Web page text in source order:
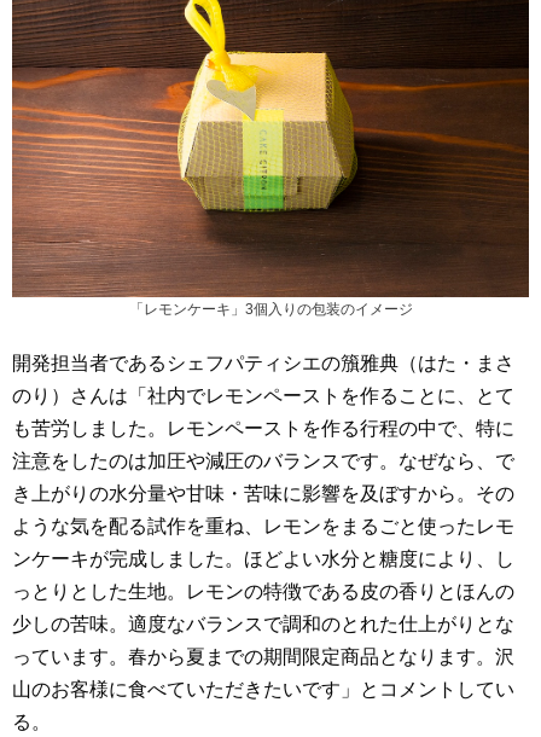
「レモンケーキ」3個入りの包装のイメージ
開発担当者であるシェフパティシエの籏雅典（はた・まさ
のり）さんは「社内でレモンペーストを作ることに、とて
も苦労しました。レモンペーストを作る行程の中で、特に
注意をしたのは加圧や減圧のバランスです。なぜなら、で
き上がりの水分量や甘味・苦味に影響を及ぼすから。その
ような気を配る試作を重ね、レモンをまるごと使ったレモ
ンケーキが完成しました。ほどよい水分と糖度により、し
っとりとした生地。レモンの特徴である皮の香りとほんの
少しの苦味。適度なバランスで調和のとれた仕上がりとな
っています。春から夏までの期間限定商品となります。沢
山のお客様に食べていただきたいです」とコメントしてい
る。